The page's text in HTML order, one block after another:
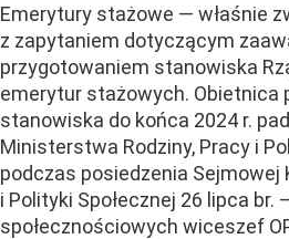
Emerytury stażowe — właśnie
z zapytaniem dotyczącym
przygotowaniem stanowiska
emerytur stażowych. Obietnica
stanowiska do końca 2024 r.
Ministerstwa Rodziny, Pracy i
podczas posiedzenia Sejmowej
i Polityki Społecznej 26 lipca br.
społecznościowych wiceszef